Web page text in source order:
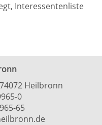
Interessentenliste
Heilbronn
0
65